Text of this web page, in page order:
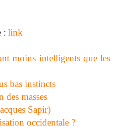
: link
moins intelligents que les
bas instincts
des masses
Sapir)
occidentale ?